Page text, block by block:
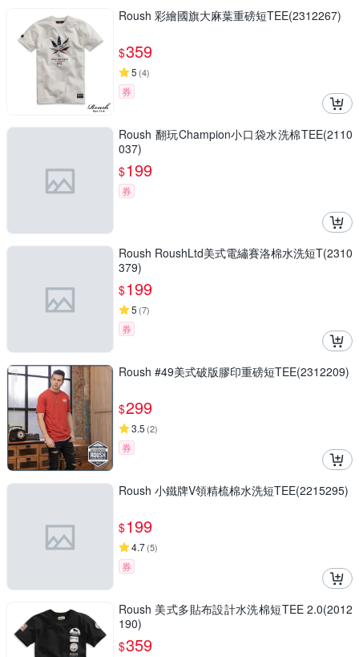
Roush 彩繪國旗大麻葉重磅短TEE(2312267)
$359
5 (4)
券
Roush 翻玩Champion小口袋水洗棉TEE(2110
037)
$199
券
Roush RoushLtd美式電繡賽洛棉水洗短T(2310
379)
$199
5 (7)
券
Roush #49美式破版膠印重磅短TEE(2312209)
$299
3.5 (2)
券
Roush 小鐵牌V領精梳棉水洗短TEE(2215295)
$199
4.7(5)
券
Roush 美式多貼布設計水洗棉短TEE 2.0(2012
190)
$359